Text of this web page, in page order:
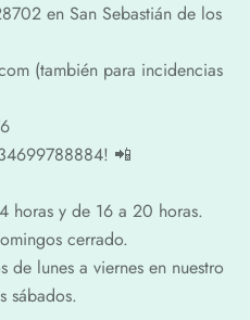
en San Sebastián de los
(también para incidencias
📲
horas y de 16 a 20 horas.
cerrado.
lunes a viernes en nuestro
sábados.